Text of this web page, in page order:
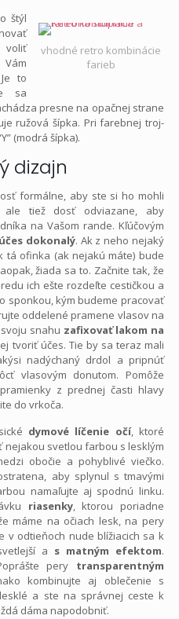
vhodné retro kombinácie
farieb
štýl
to
sa
presne na opačnej strane
ružová šípka. Pri farebnej troj-
(modrá šípka).
dizajn
formálne, aby ste si ho mohli
tiež dosť odviazane, aby
na Vašom rande. Kľúčovým
dokonalý. Ak z neho nejaký
ofinka (ak nejakú máte) bude
žiada sa to. Začnite tak, že
ich ešte rozdeľte cestičkou a
sponkou, kým budeme pracovať
oddelené pramene vlasov na
snahu zafixovať lakom na
tvoriť účes. Tie by sa teraz mali
nadýchaný drdol a pripnúť
vlasovým donutom. Pomôže
z prednej časti hlavy
do vrkoča.
dymové líčenie očí, ktoré
nejakou svetlou farbou s lesklým
obočie a pohyblivé viečko.
aby splynul s tmavými
namaľujte aj spodnú linku.
riasenky, ktorou poriadne
máme na očiach lesk, na pery
v odtieňoch nude blížiacich sa k
a s matným efektom.
pery transparentným
kombinujte aj oblečenie s
a ste na správnej ceste k
dáma napodobniť.